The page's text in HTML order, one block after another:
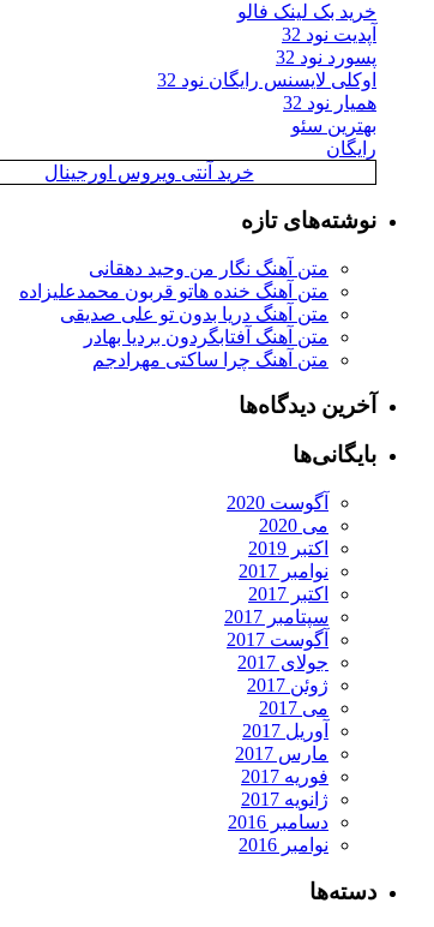
خرید بک لینک فالو
آپدیت نود 32
پسورد نود 32
اوکلی لایسنس رایگان نود 32
همیار نود 32
بهترین سئو
رایگان
خرید آنتی ویروس اورجینال
نوشته‌های تازه
متن آهنگ نگار من وحید دهقانی
متن آهنگ خنده هاتو قربون محمدعلیزاده
متن آهنگ دریا بدون تو علی صدیقی
متن آهنگ آفتابگردون بردیا بهادر
متن آهنگ چرا ساکتی مهرادجم
آخرین دیدگاه‌ها
بایگانی‌ها
آگوست 2020
می 2020
اکتبر 2019
نوامبر 2017
اکتبر 2017
سپتامبر 2017
آگوست 2017
جولای 2017
ژوئن 2017
می 2017
آوریل 2017
مارس 2017
فوریه 2017
ژانویه 2017
دسامبر 2016
نوامبر 2016
دسته‌ها